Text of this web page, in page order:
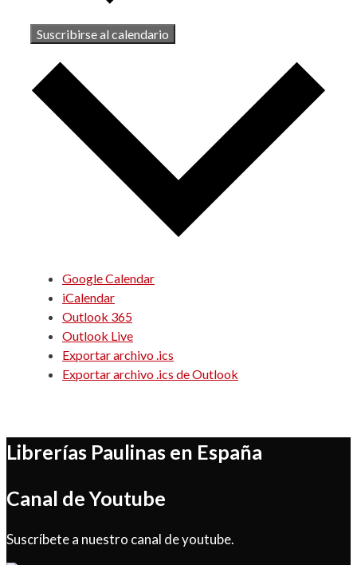
Suscribirse al calendario
Google Calendar
iCalendar
Outlook 365
Outlook Live
Exportar archivo .ics
Exportar archivo .ics de Outlook
Librerías Paulinas en España
Canal de Youtube
Suscríbete a nuestro canal de youtube.